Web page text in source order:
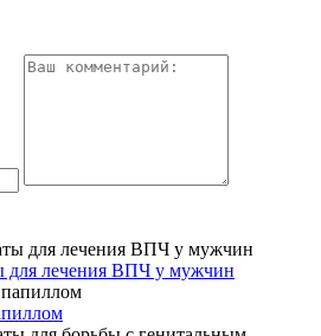
для лечения ВПЧ у мужчин